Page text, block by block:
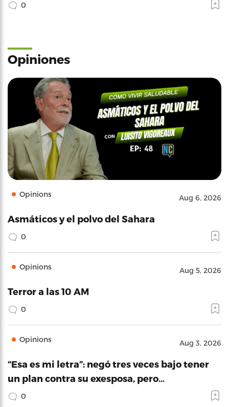
0
Opiniones
Opinions Aug 6, 2026
Asmáticos y el polvo del Sahara
0
Opinions Aug 5, 2026
Terror a las 10 AM
0
Opinions Aug 3, 2026
“Esa es mi letra”: negó tres veces bajo tener
un plan contra su exesposa, pero…
0